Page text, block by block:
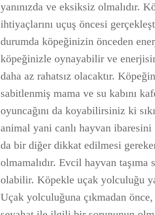
yanınızda ve eksiksiz olmalıdır.
ihtiyaçlarını uçuş öncesi
durumda köpeğinizin önceden
köpeğinizle oynayabilir ve
daha az rahatsız olacaktır.
sabitlenmiş mama ve su kabını
oyuncağını da koyabilirsiniz ki
animal yani canlı hayvan
da bir diğer dikkat edilmesi
olmamalıdır. Evcil hayvan
olabilir. Köpekle uçak yolculuğu
Uçak yolculuğuna çıkmadan